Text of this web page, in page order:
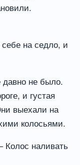
на седло, и
не было.
и густая
выехали на
колосьями.
наливать